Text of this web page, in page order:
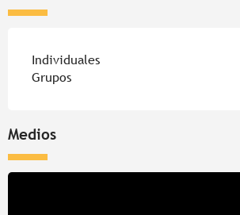
Individuales
Grupos
Medios